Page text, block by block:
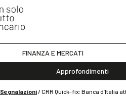
FINANZA E MERCATI
Approfondimenti
Segnalazioni/CRR Quick-fix: Banca d’Italia